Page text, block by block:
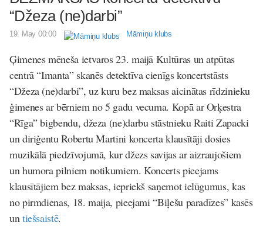
“Džeza (ne)darbi”
19. May 00:00 Māmiņu klubs
Ģimenes mēneša ietvaros 23. maijā Kultūras un atpūtas
centrā “Imanta” skanēs detektīva cienīgs koncertstāsts
“Džeza (ne)darbi”, uz kuru bez maksas aicinātas rīdzinieku
ģimenes ar bērniem no 5 gadu vecuma. Kopā ar Orķestra
“Rīga” bigbendu, džeza (ne)darbu stāstnieku Raiti Zapacki
un diriģentu Robertu Martini koncerta klausītāji dosies
muzikālā piedzīvojumā, kur džezs savijas ar aizraujošiem
un humora pilniem notikumiem. Koncerts pieejams
klausītājiem bez maksas, iepriekš saņemot ielūgumus, kas
no pirmdienas, 18. maija, pieejami “Biļešu paradīzes” kasēs
untiešsaistē.